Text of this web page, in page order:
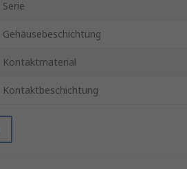
Serie
Gehäusebeschichtung
Kontaktmaterial
Kontaktbeschichtung